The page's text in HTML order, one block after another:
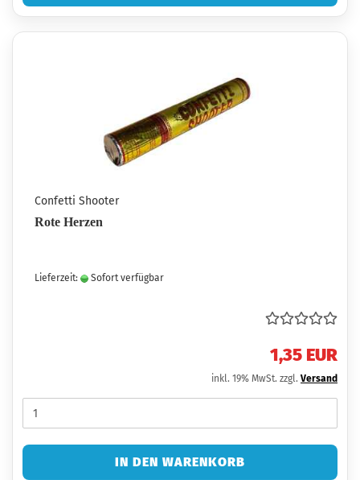
Confetti Shooter
Rote Herzen
Lieferzeit: Sofort verfügbar
1,35 EUR
inkl. 19% MwSt. zzgl. Versand
IN DEN WARENKORB